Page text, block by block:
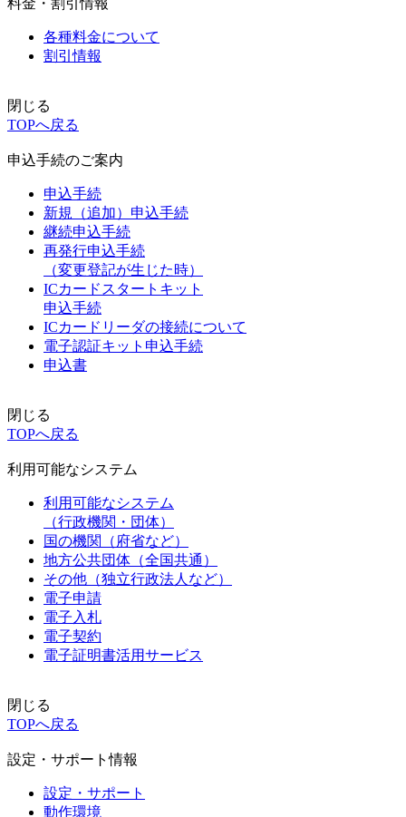
料金・割引情報
各種料金について
割引情報
閉じる
TOPへ戻る
申込手続のご案内
申込手続
新規（追加）申込手続
継続申込手続
再発行申込手続
（変更登記が生じた時）
ICカードスタートキット
申込手続
ICカードリーダの接続について
電子認証キット申込手続
申込書
閉じる
TOPへ戻る
利用可能なシステム
利用可能なシステム
（行政機関・団体）
国の機関（府省など）
地方公共団体（全国共通）
その他（独立行政法人など）
電子申請
電子入札
電子契約
電子証明書活用サービス
閉じる
TOPへ戻る
設定・サポート情報
設定・サポート
動作環境